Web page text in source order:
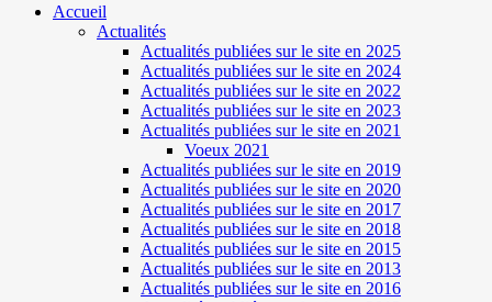
Accueil
Actualités
Actualités publiées sur le site en 2025
Actualités publiées sur le site en 2024
Actualités publiées sur le site en 2022
Actualités publiées sur le site en 2023
Actualités publiées sur le site en 2021
Voeux 2021
Actualités publiées sur le site en 2019
Actualités publiées sur le site en 2020
Actualités publiées sur le site en 2017
Actualités publiées sur le site en 2018
Actualités publiées sur le site en 2015
Actualités publiées sur le site en 2013
Actualités publiées sur le site en 2016